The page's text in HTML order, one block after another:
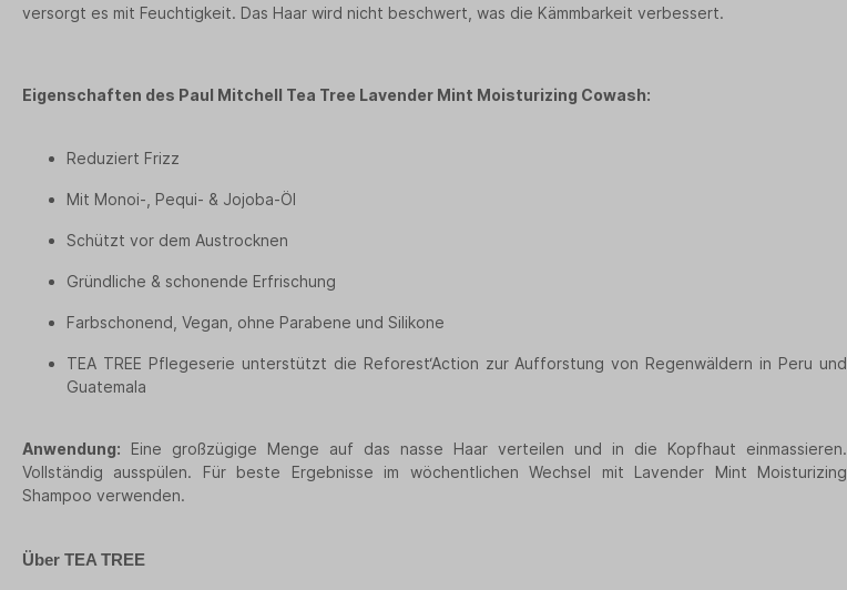
versorgt es mit Feuchtigkeit. Das Haar wird nicht beschwert, was die Kämmbarkeit verbessert.
Eigenschaften des Paul Mitchell Tea Tree Lavender Mint Moisturizing Cowash:
Reduziert Frizz
Mit Monoi-, Pequi- & Jojoba-Öl
Schützt vor dem Austrocknen
Gründliche & schonende Erfrischung
Farbschonend, Vegan, ohne Parabene und Silikone
TEA TREE Pflegeserie unterstützt die Reforest‘Action zur Aufforstung von Regenwäldern in Peru und
Guatemala
Anwendung: Eine großzügige Menge auf das nasse Haar verteilen und in die Kopfhaut einmassieren.
Vollständig ausspülen. Für beste Ergebnisse im wöchentlichen Wechsel mit Lavender Mint Moisturizing
Shampoo verwenden.
Über TEA TREE